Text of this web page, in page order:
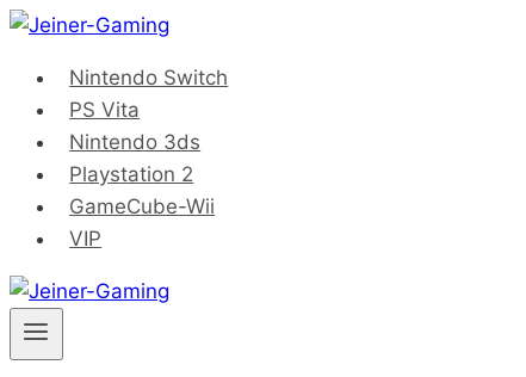
Saltar
contenidoNintendo Switch
PS Vita
Nintendo 3ds
Playstation 2
GameCube-Wii
VIP